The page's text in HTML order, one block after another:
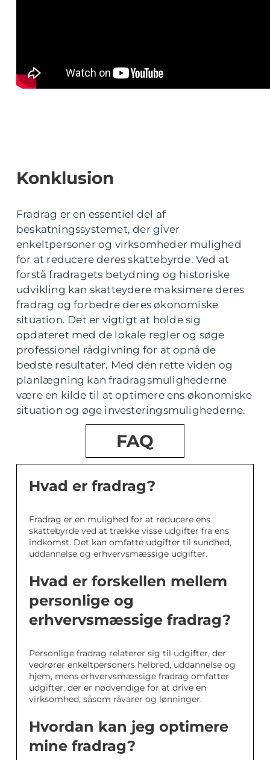
Konklusion
Fradrag er en essentiel del af
beskatningssystemet, der giver
enkeltpersoner og virksomheder mulighed
for at reducere deres skattebyrde. Ved at
forstå fradragets betydning og historiske
udvikling kan skatteydere maksimere deres
fradrag og forbedre deres økonomiske
situation. Det er vigtigt at holde sig
opdateret med de lokale regler og søge
professionel rådgivning for at opnå de
bedste resultater. Med den rette viden og
planlægning kan fradragsmulighederne
være en kilde til at optimere ens økonomiske
situation og øge investeringsmulighederne.
FAQ
Hvad er fradrag?
Fradrag er en mulighed for at reducere ens
skattebyrde ved at trække visse udgifter fra ens
indkomst. Det kan omfatte udgifter til sundhed,
uddannelse og erhvervsmæssige udgifter.
Hvad er forskellen mellem
personlige og
erhvervsmæssige fradrag?
Personlige fradrag relaterer sig til udgifter, der
vedrører enkeltpersoners helbred, uddannelse og
hjem, mens erhvervsmæssige fradrag omfatter
udgifter, der er nødvendige for at drive en
virksomhed, såsom råvarer og lønninger.
Hvordan kan jeg optimere
mine fradrag?